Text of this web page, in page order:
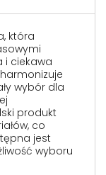
która
i ciekawa
wybór dla
produkt
co
jest
wyboru